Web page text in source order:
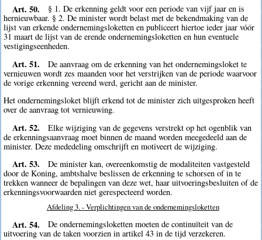
Art. 50.
§ 1. De erkenning geldt voor een periode van vijf jaar en is
hernieuwbaar. § 2. De minister wordt belast met de bekendmaking van de
lijst van erkende ondernemingsloketten en publiceert hiertoe ieder jaar vóór
31 maart de lijst van de erende ondernemingsloketten en hun eventuele
vestigingseenheden.
Art. 51.
De aanvraag om de erkenning van het ondernemingsloket te
vernieuwen wordt zes maanden voor het verstrijken van de periode waarvoor
de vorige erkenning vereend werd, gericht aan de minister.
Het ondernemingsloket blijft erkend tot de minister zich uitgesproken heeft
over de aanvraag tot vernieuwing.
Art. 52.
Elke wijziging van de gegevens verstrekt op het ogenblik van
de erkenningsaanvraag moet binnen de maand worden meegedeeld aan de
minister. Deze mededeling omschrijft en motiveert de wijziging.
Art. 53.
De minister kan, overeenkomstig de modaliteiten vastgesteld
door de Koning, ambtshalve beslissen de erkenning te schorsen of in te
trekken wanneer de bepalingen van deze wet, haar uitvoeringsbesluiten of de
erkenningsvoorwaarden niet gerespecteerd worden.
Afdeling 3. - Verplichtingen van de ondernemingsloketten
Art. 54.
De ondernemingsloketten moeten de continuïteit van de
uitvoering van de taken voorzien in artikel 43 in de tijd verzekeren.